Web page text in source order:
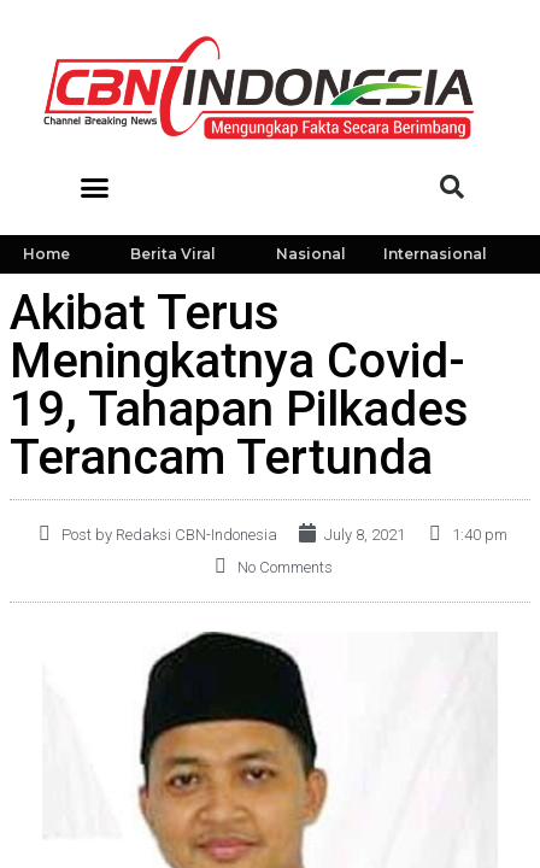
Home Berita Viral Nasional Internasional
Akibat Terus
Meningkatnya Covid-
19, Tahapan Pilkades
Terancam Tertunda
Post by Redaksi CBN-Indonesia July 8, 2021
1:40 pm
No Comments